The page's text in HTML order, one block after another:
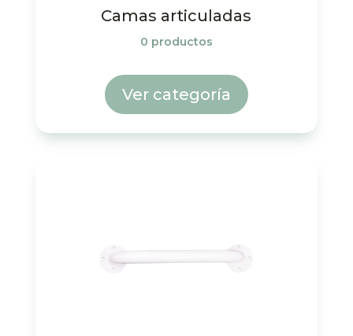
Camas articuladas
0 productos
Ver categoría